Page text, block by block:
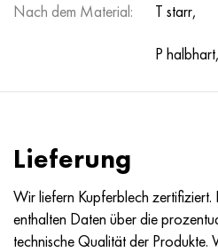
Nach dem Material: T starr,
P
Lieferung
Wir liefern Kupferblech
enthalten Daten über die
technische Qualität der Produkte.